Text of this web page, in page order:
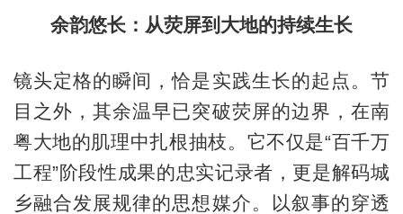
余韵悠长：从荧屏到大地的持续生长
镜头定格的瞬间，恰是实践生长的起点。节
目之外，其余温早已突破荧屏的边界，在南
粤大地的肌理中扎根抽枝。它不仅是“百千万
工程”阶段性成果的忠实记录者，更是解码城
乡融合发展规律的思想媒介。以叙事的穿透